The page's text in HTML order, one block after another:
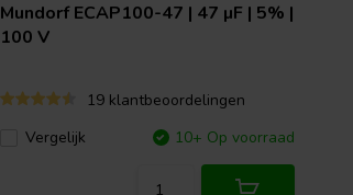
MundorfECAP100-47 | 47 µF | 5% |
100 V
19 klantbeoordelingen
Vergelijk
10+ Op voorraad